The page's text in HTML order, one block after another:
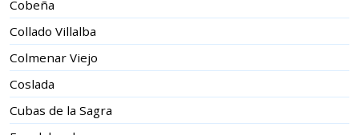
Cobeña
Collado Villalba
Colmenar Viejo
Coslada
Cubas de la Sagra